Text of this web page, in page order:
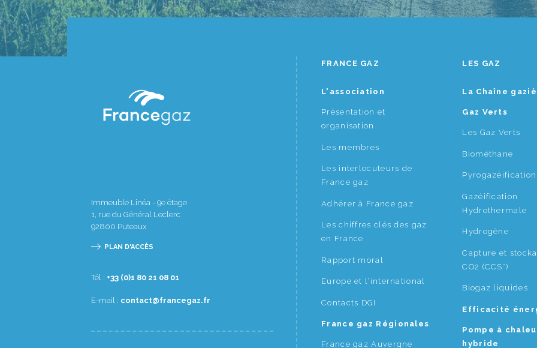
Immeuble Linéa - 9e étage
1, rue du Général Leclerc
92800 Puteaux
PLAN D'ACCÈS
Tél : 10 80 12 08 1(0) 33+
E-mail : rf.zagecnarf@tcatnoc
FRANCE GAZ
L'association
Présentation et
organisation
Les membres
Les interlocuteurs de
France gaz
Adhérer à France gaz
Les chiffres clés des gaz
en France
Rapport moral
Europe et l’international
Contacts DGI
France gaz Régionales
France gaz Auvergne
LES GAZ
La Chaîne
Gaz Verts
Les Gaz Verts
Biométhane
Pyrogazéification
Gazéification
Hydrothermale
Hydrogène
Capture et
CO2 (CCS*)
Biogaz liquides
Efficacité
Pompe à
hybride